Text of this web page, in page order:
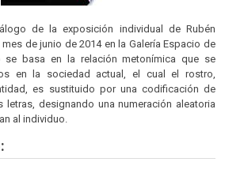
de la exposición individual de Rubén
de junio de 2014 en la Galería Espacio de
se basa en la relación metonímica que se
en la sociedad actual, el cual el rostro,
es sustituido por una codificación de
letras, designando una numeración aleatoria
al individuo.